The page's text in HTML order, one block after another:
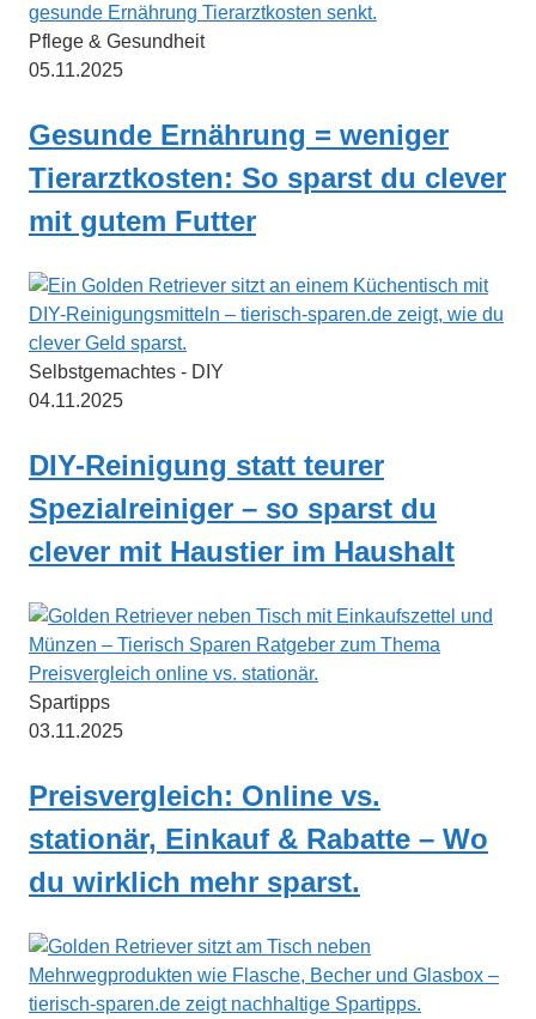
Pflege & Gesundheit
05.11.2025
Gesunde Ernährung = weniger
Tierarztkosten: So sparst du clever
mit gutem Futter
Selbstgemachtes - DIY
04.11.2025
DIY-Reinigung statt teurer
Spezialreiniger – so sparst du
clever mit Haustier im Haushalt
Spartipps
03.11.2025
Preisvergleich: Online vs.
stationär, Einkauf & Rabatte – Wo
du wirklich mehr sparst.